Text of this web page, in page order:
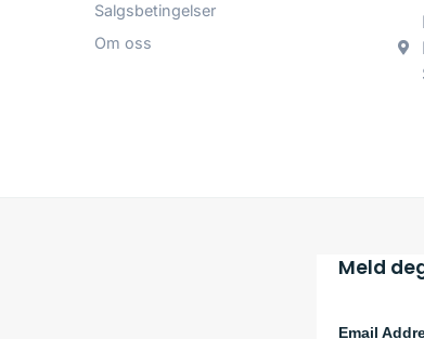
Salgsbetingelser
Om oss
Meld
Email